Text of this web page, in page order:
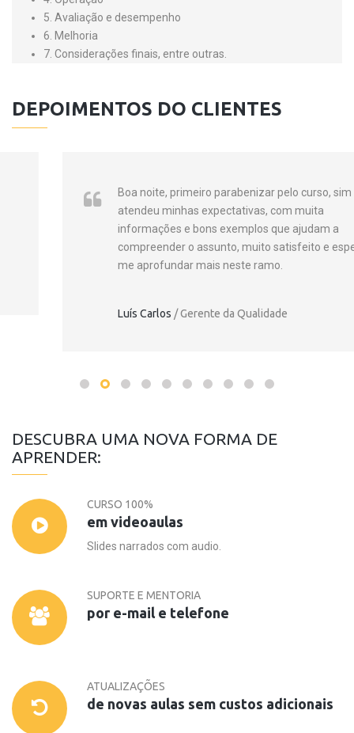
5. Avaliação e desempenho
6. Melhoria
7. Considerações finais, entre outras.
DEPOIMENTOS DO CLIENTES
Boa noite, primeiro parabenizar pelo curso, sim
atendeu minhas expectativas, com muita
informações e bons exemplos que ajudam a
compreender o assunto, muito satisfeito e espero
me aprofundar mais neste ramo.
Luís Carlos/Gerente da Qualidade
DESCUBRA UMA NOVA FORMA DE
APRENDER:
CURSO 100%
em videoaulas
Slides narrados com audio.
SUPORTE E MENTORIA
por e-mail e telefone
ATUALIZAÇÕES
de novas aulas sem custos adicionais